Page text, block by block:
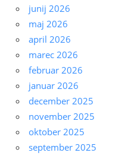
junij 2026
maj 2026
april 2026
marec 2026
februar 2026
januar 2026
december 2025
november 2025
oktober 2025
september 2025